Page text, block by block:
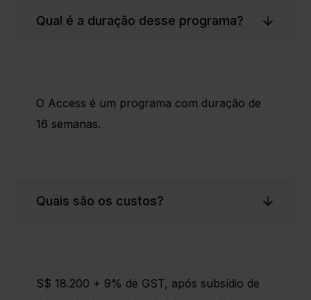
Qual é a duração desse programa?
O Access é um programa com duração de
16 semanas.
Quais são os custos?
S$ 18.200 + 9% de GST, após subsídio de